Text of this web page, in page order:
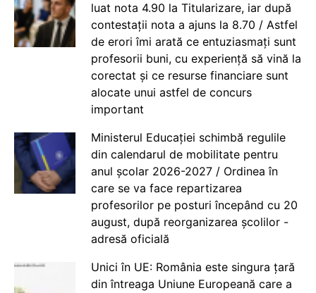
luat nota 4.90 la Titularizare, iar după
contestații nota a ajuns la 8.70 / Astfel
de erori îmi arată ce entuziasmați sunt
profesorii buni, cu experiență să vină la
corectat și ce resurse financiare sunt
alocate unui astfel de concurs
important
Ministerul Educației schimbă regulile
din calendarul de mobilitate pentru
anul școlar 2026-2027 / Ordinea în
care se va face repartizarea
profesorilor pe posturi începând cu 20
august, după reorganizarea școlilor -
adresă oficială
Unici în UE: România este singura țară
din întreaga Uniune Europeană care a